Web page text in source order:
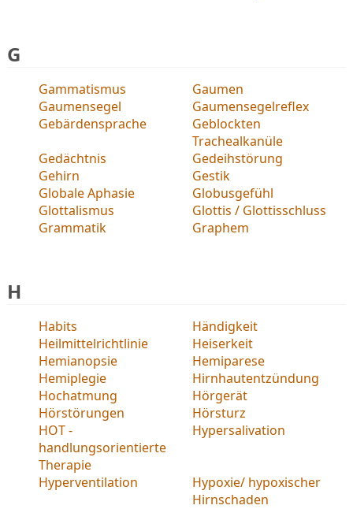
G
Gammatismus
Gaumen
Gaumensegel
Gaumensegelreflex
Gebärdensprache
Geblockten
Trachealkanüle
Gedächtnis
Gedeihstörung
Gehirn
Gestik
Globale Aphasie
Globusgefühl
Glottalismus
Glottis / Glottisschluss
Grammatik
Graphem
H
Habits
Händigkeit
Heilmittelrichtlinie
Heiserkeit
Hemianopsie
Hemiparese
Hemiplegie
Hirnhautentzündung
Hochatmung
Hörgerät
Hörstörungen
Hörsturz
HOT -
handlungsorientierte
Therapie
Hypersalivation
Hyperventilation
Hypoxie/ hypoxischer
Hirnschaden